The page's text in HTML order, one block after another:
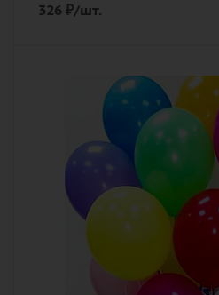
326 ₽/шт.
разноцветный
гелиевый шар, лента